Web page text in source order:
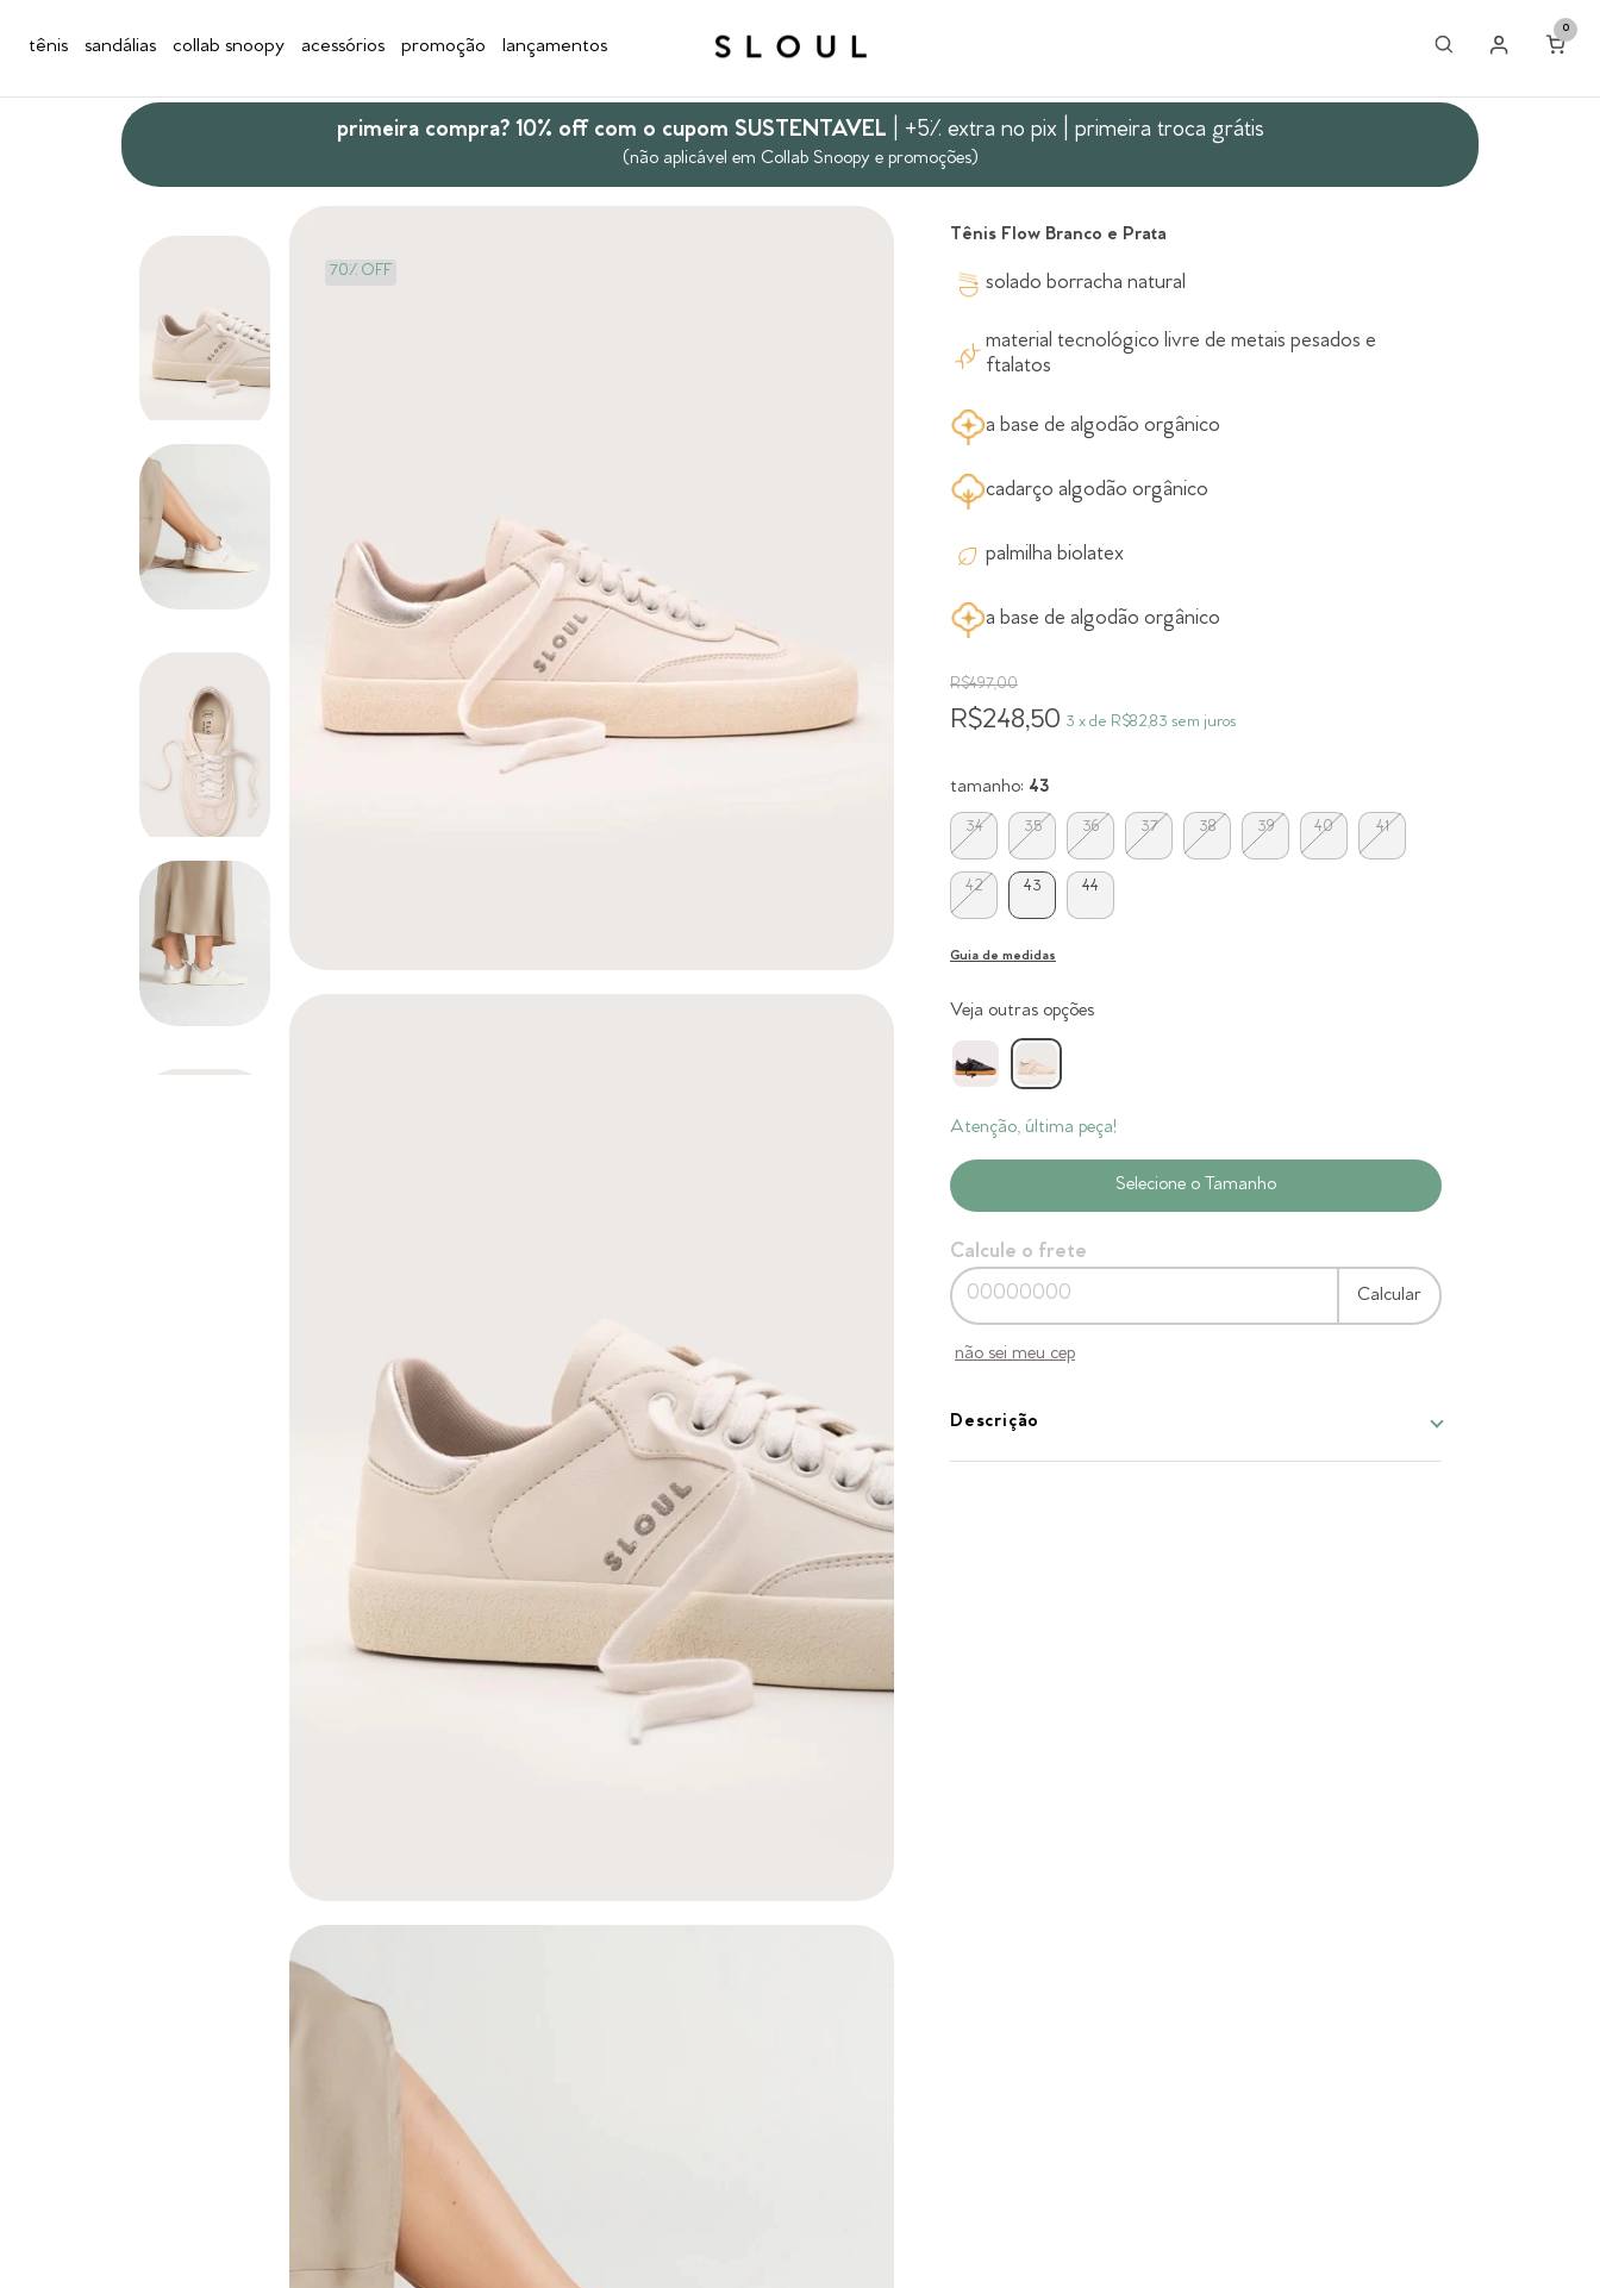
tênis sandálias collab snoopy acessórios promoção lançamentos
0
primeira compra? 10% off com o cupom SUSTENTAVEL | +5% extra no pix | primeira troca grátis
(não aplicável em Collab Snoopy e promoções)
70% OFF
Tênis Flow Branco e Prata
solado borracha natural
material tecnológico livre de metais pesados e
ftalatos
a base de algodão orgânico
cadarço algodão orgânico
palmilha biolatex
a base de algodão orgânico
R$497,00
R$248,50 3 x de R$82,83 sem juros
tamanho: 43
34 35 36 37 38 39 40 41
42 43 44
Guia de medidas
Veja outras opções
Atenção, última peça!
Calcule o frete
Calcular
não sei meu cep
Descrição